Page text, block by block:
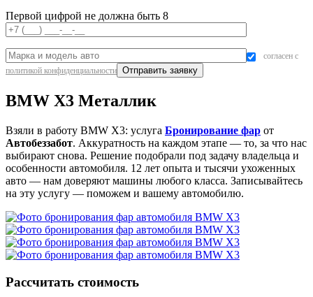
Первой цифрой не должна быть 8
согласен с
политикой конфиденциальности
BMW X3 Металлик
Взяли в работу BMW X3: услуга Бронирование фар от
Автобеззабот. Аккуратность на каждом этапе — то, за что нас
выбирают снова. Решение подобрали под задачу владельца и
особенности автомобиля. 12 лет опыта и тысячи ухоженных
авто — нам доверяют машины любого класса. Записывайтесь
на эту услугу — поможем и вашему автомобилю.
Рассчитать стоимость